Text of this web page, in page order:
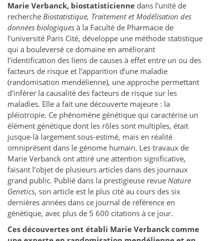
Marie Verbanck, biostatisticienne dans l’unité de
recherche Biostatistique, Traitement et Modélisation des
données biologiques à la Faculté de Pharmacie de
l’université Paris Cité, développe une méthode statistique
qui a bouleversé ce domaine en améliorant
l’identification des liens de causes à effet entre un ou des
facteurs de risque et l’apparition d’une maladie
(randomisation mendélienne), une approche permettant
d’inférer la causalité des facteurs de risque sur les
maladies. Elle a fait une découverte majeure : la
pléiotropie. Ce phénomène génétique qui caractérise un
élément génétique dont les rôles sont multiples, était
jusque-là largement sous-estimé, mais en réalité
omniprésent dans le génome humain. Les travaux de
Marie Verbanck ont attiré une attention significative,
faisant l’objet de plusieurs articles dans des journaux
grand public. Publié dans la prestigieuse revue Nature
Genetics, son article est le plus cité au cours des six
dernières années dans ce journal de référence en
génétique, avec plus de 5 600 citations à ce jour.
Ces découvertes ont établi Marie Verbanck comme